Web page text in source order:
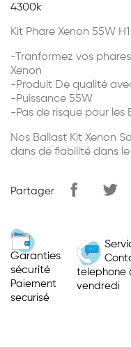
4300k
Kit Phare Xenon 55W
-Tranformez vos
Xenon
-Produit De qualité
-Puissance 55W
-Pas de risque pour les
Nos Ballast Kit Xenon
dans de fiabilité dans
Partager
Garanties
sécurité
Paiement
securisé
telephone
vendredi